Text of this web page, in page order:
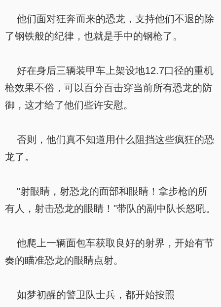
他们面对狂奔而来的恐龙，支持他们不退的除
了钢铁般的纪律，也就是手中的钢枪了。
好在身后三辆装甲车上架设地12.7口径的重机
枪效果不俗，可以百分百击穿当前所有恐龙的防
御，这才给了他们些许安慰。
否则，他们真不知道用什么阻挡这些疯狂的恐
龙了。
"射眼睛，射恐龙的面部和眼睛！拿步枪的所
有人，射击恐龙的眼睛！"带队的副中队长怒吼。
他爬上一辆面包车获取良好的射界，开始有节
奏的瞄准恐龙的眼睛点射。
如梦初醒的警卫队士兵，都开始按照